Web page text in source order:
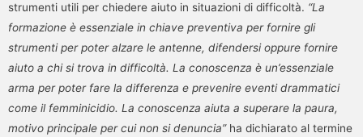
strumenti utili per chiedere aiuto in situazioni di difficoltà. “La
formazione è essenziale in chiave preventiva per fornire gli
strumenti per poter alzare le antenne, difendersi oppure fornire
aiuto a chi si trova in difficoltà. La conoscenza è un’essenziale
arma per poter fare la differenza e prevenire eventi drammatici
come il femminicidio. La conoscenza aiuta a superare la paura,
motivo principale per cui non si denuncia”ha dichiarato al termine